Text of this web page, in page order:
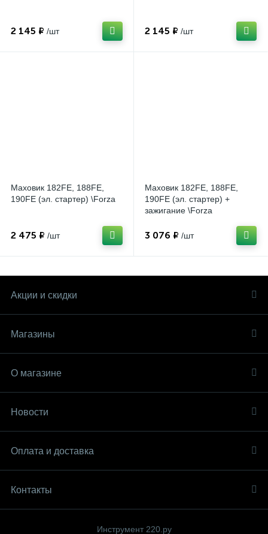
2 145 ₽ /шт 2 145 ₽ /шт
Маховик 182FE, 188FE,
190FE (эл. стартер) \Forza
2 475 ₽ /шт
Маховик 182FE, 188FE,
190FE (эл. стартер) +
зажигание \Forza
3 076 ₽ /шт
Акции и скидки
Магазины
О магазине
Новости
Оплата и доставка
Контакты
Инструмент 220.ру